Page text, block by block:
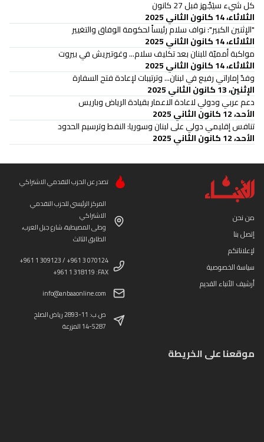
كل شيء سيَجْهز قبل 27 كانون
الثلاثاء، 14 كانون الثاني 2025
"الإثنين الكبير": نواف سلام رئيساً لحكومة الوفاق والتغيير
الثلاثاء، 14 كانون الثاني 2025
مواكبة أمميّة للبنان بعد تكليف سلام... وغوتيريش في بيروت
الثلاثاء، 14 كانون الثاني 2025
وفدٌ إماراتي رفيع في لبنان... وترتيبات لإعادة فتح السفارة
الإثنين، 13 كانون الثاني 2025
دعم عربي ودولي لاعادة الاعمار بقيادة الرياض وباريس
الأحد، 12 كانون الثاني 2025
تنافس إقليمي دولي على لبنان وسوريا: النفط وترسيم الحدود
الأحد، 12 كانون الثاني 2025
من نحن
إتصل بنا
لإعلاناتكم
سياسة الخصوصية
أرشيف الأنباء القديم
تصدر عن الحزب التقدمي الاشتراكي
المركز الرئيسي للحزب التقدمي
الاشتراكي
وطى المصيطبة، شارع جبل العرب،
الطابق الثالث
+961 1 309123 / +961 3 070124
+961 1 318119 :FAX
info@anbaaonline.com
ص.ب: 11-2893 رياض الصلح
14-5287 المزرعة
موقعنا على الخريطة